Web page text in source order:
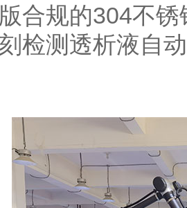
合规的304不
检测透析液自